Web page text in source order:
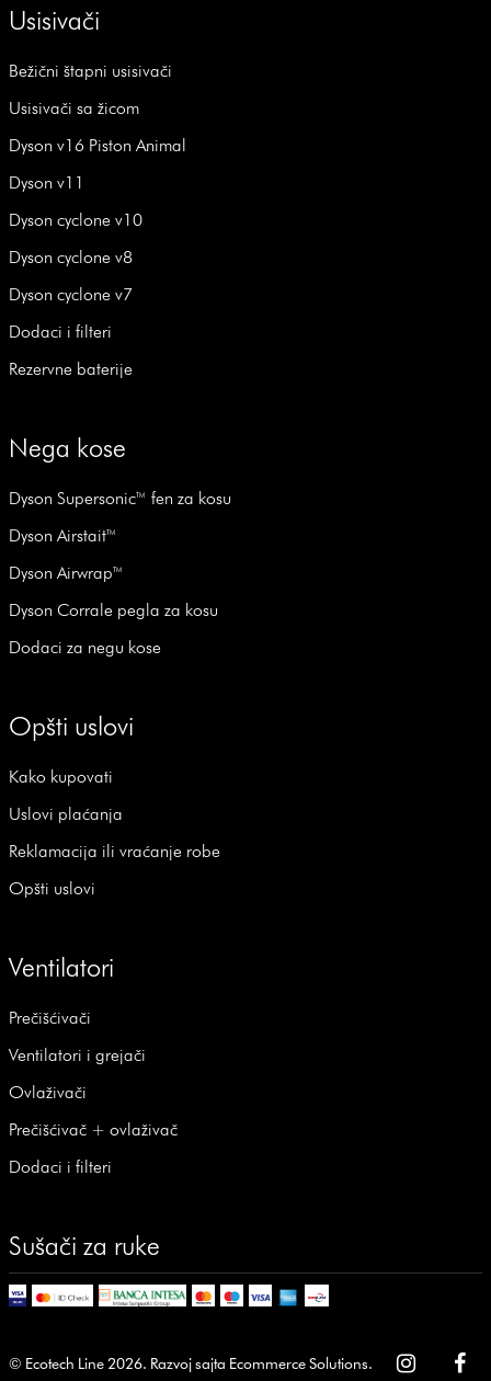
Usisivači
Bežični štapni usisivači
Usisivači sa žicom
Dyson v16 Piston Animal
Dyson v11
Dyson cyclone v10
Dyson cyclone v8
Dyson cyclone v7
Dodaci i filteri
Rezervne baterije
Nega kose
Dyson Supersonic™ fen za kosu
Dyson Airstait™
Dyson Airwrap™
Dyson Corrale pegla za kosu
Dodaci za negu kose
Opšti uslovi
Kako kupovati
Uslovi plaćanja
Reklamacija ili vraćanje robe
Opšti uslovi
Ventilatori
Prečišćivači
Ventilatori i grejači
Ovlaživači
Prečišćivač + ovlaživač
Dodaci i filteri
Sušači za ruke
© Ecotech Line 2026. Razvoj sajta Ecommerce Solutions.